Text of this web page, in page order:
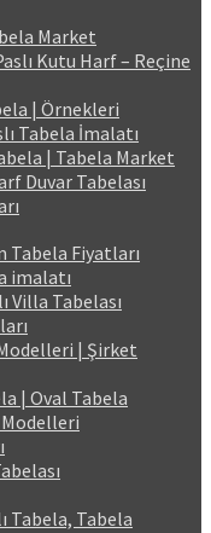
Market
Kutu Harf – Reçine
| Örnekleri
Tabela İmalatı
| Tabela Market
Duvar Tabelası
Tabela Fiyatları
imalatı
Villa Tabelası
| Şirket
| Oval Tabela
Tabela, Tabela